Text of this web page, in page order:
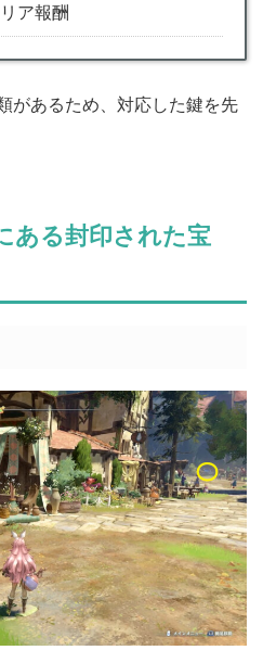
ア報酬
があるため、対応した鍵を先
ある封印された宝